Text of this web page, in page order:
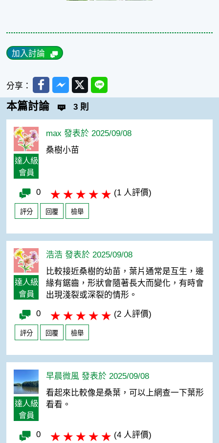
加入討論
分享： FacebookMessenger
TwitterLine
本篇討論 3 則
達人級
會員
max 發表於 2025/09/08
桑樹小苗
0 (1 人評價)
評分 回覆 檢舉
達人級
會員
浩浩 發表於 2025/09/08
比較接近桑樹的幼苗，葉片通常是互生，邊
緣有鋸齒，形狀會隨著長大而變化，有時會
出現淺裂或深裂的情形。
0 (2 人評價)
評分 回覆 檢舉
達人級
會員
早晨微風 發表於 2025/09/08
看起來比較像是桑葉，可以上網查一下葉形
看看。
0 (4 人評價)